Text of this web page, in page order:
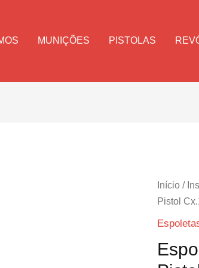
MUNIÇÕES PISTOLAS
Início/
Pistol